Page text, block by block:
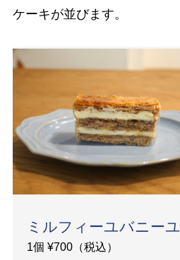
ケーキが並びます。
ミルフィーユバニーユ
1個 ¥700（税込）